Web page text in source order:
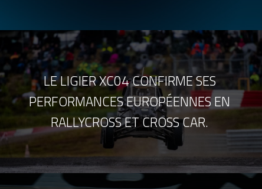
LE LIGIER XC04 CONFIRME SES
PERFORMANCES EUROPÉENNES EN
RALLYCROSS ET CROSS CAR.